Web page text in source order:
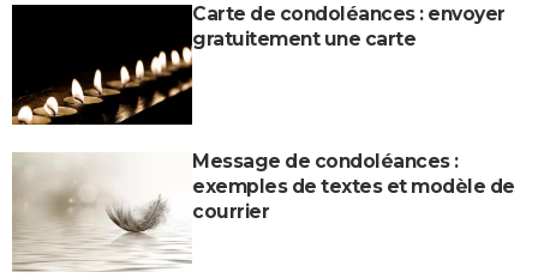
Carte de condoléances : envoyer
gratuitement une carte
Message de condoléances :
exemples de textes et modèle de
courrier